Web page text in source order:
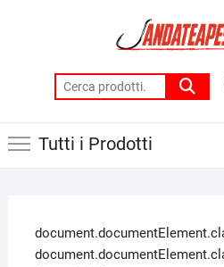
Tutti i Prodotti